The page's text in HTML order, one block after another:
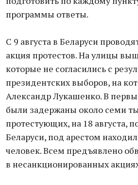
программы ответы.
С 9 августа в Беларуси
акция протестов. На улицы
которые не согласились с
президентских выборов, на
Александр Лукашенко. В
были задержаны около семи
протестующих, на 18 августа,
Беларуси, под арестом
человек. Всем предъявлено
в несанкционированных